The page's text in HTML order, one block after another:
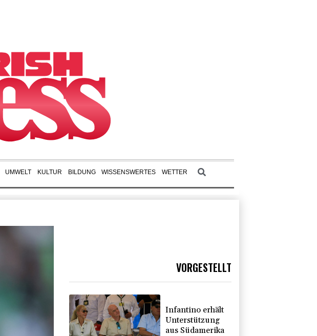
UMWELT KULTUR BILDUNG WISSENSWERTES WETTER
VORGESTELLT
Infantino erhält
Unterstützung
aus Südamerika